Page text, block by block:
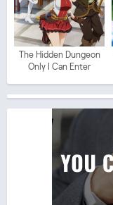
The Hidden Dungeon
Only I Can Enter